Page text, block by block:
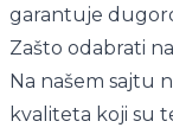
garantuje
Zašto odabrati
Na našem sajtu
kvaliteta koji su